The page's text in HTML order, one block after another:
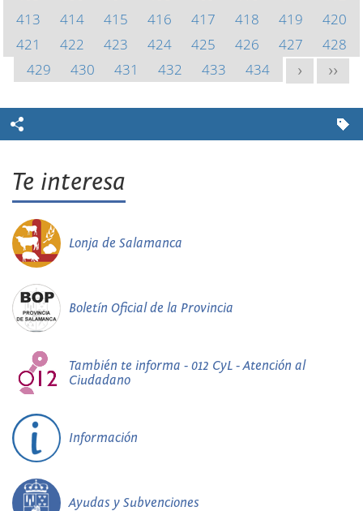
413
414 415 416 417 418 419
420
421
422 423 424 425 426 427
428
429
430 431 432 433 434 > >>
Te interesa
Lonja de Salamanca
Boletín Oficial de la Provincia
También te informa - 012 CyL - Atención al
Ciudadano
Información
Ayudas y Subvenciones